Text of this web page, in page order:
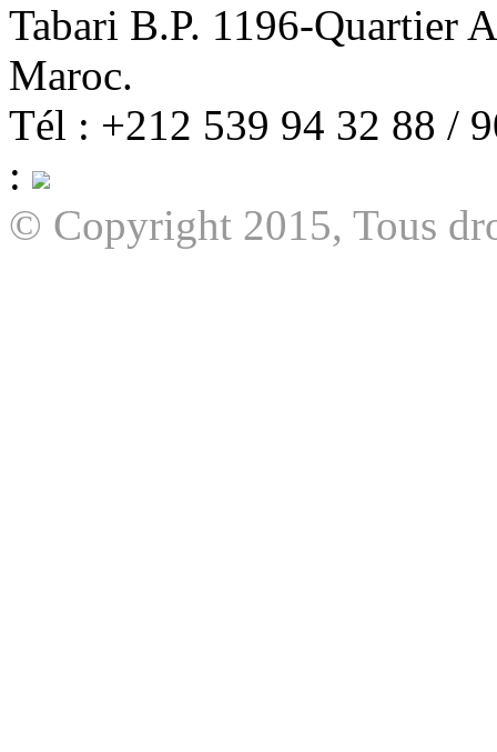
Tabari B.P. 1196-Quartier
Maroc.
Tél : +212 539 94 32 88 /
:
© Copyright 2015, Tous